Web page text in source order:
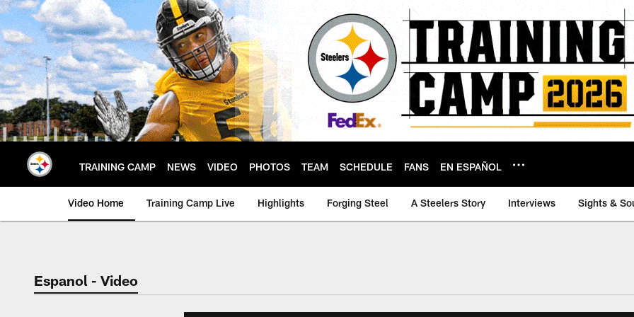
Skip
to
main
content
TRAINING CAMP NEWS VIDEO PHOTOS TEAM SCHEDULE FANS EN ESPAÑOL
Video Home Training Camp Live Highlights Forging Steel A Steelers Story Interviews Sights &
Espanol - Video